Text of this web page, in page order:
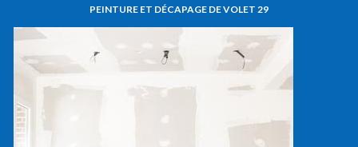
PEINTURE ET DÉCAPAGE DE VOLET 29